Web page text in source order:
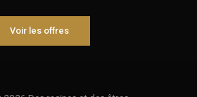
Voir les offres